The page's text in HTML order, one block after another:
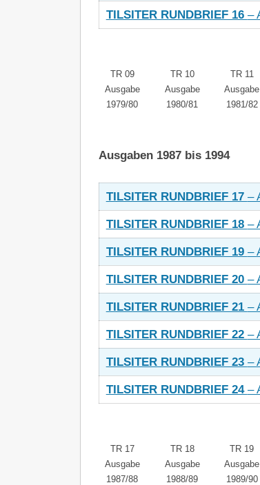
TILSITER RUNDBRIEF 16 –
TR 09
Ausgabe
1979/80
TR 10
Ausgabe
1980/81
TR 11
Ausgabe
1981/82
Ausgaben 1987 bis 1994
TILSITER RUNDBRIEF 17 –
TILSITER RUNDBRIEF 18 –
TILSITER RUNDBRIEF 19 –
TILSITER RUNDBRIEF 20 –
TILSITER RUNDBRIEF 21 –
TILSITER RUNDBRIEF 22 –
TILSITER RUNDBRIEF 23 –
TILSITER RUNDBRIEF 24 –
TR 17
Ausgabe
1987/88
TR 18
Ausgabe
1988/89
TR 19
Ausgabe
1989/90